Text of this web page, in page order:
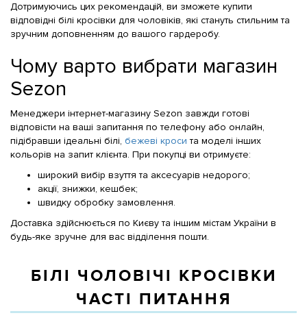
Дотримуючись цих рекомендацій, ви зможете купити
відповідні білі кросівки для чоловіків, які стануть стильним та
зручним доповненням до вашого гардеробу.
Чому варто вибрати магазин
Sezon
Менеджери інтернет-магазину Sezon завжди готові
відповісти на ваші запитання по телефону або онлайн,
підібравши ідеальні білі, бежеві кроси та моделі інших
кольорів на запит клієнта. При покупці ви отримуєте:
широкий вибір взуття та аксесуарів недорого;
акції, знижки, кешбек;
швидку обробку замовлення.
Доставка здійснюється по Києву та іншим містам України в
будь-яке зручне для вас відділення пошти.
БІЛІ ЧОЛОВІЧІ КРОСІВКИ
ЧАСТІ ПИТАННЯ